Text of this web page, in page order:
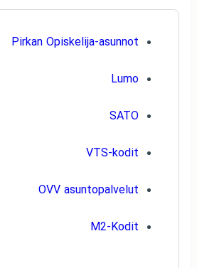
Pirkan Opiskelija-asunnot
Lumo
SATO
VTS-kodit
OVV asuntopalvelut
M2-Kodit